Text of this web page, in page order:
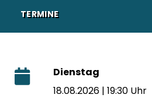
TERMINE
Dienstag
18.08.2026 | 19:30 Uhr